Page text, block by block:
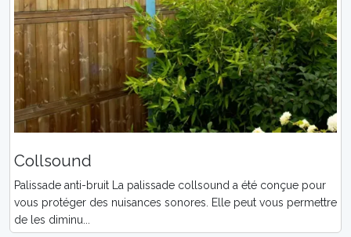
Collsound
Palissade anti-bruit La palissade collsound a été conçue pour
vous protéger des nuisances sonores. Elle peut vous permettre
de les diminu...